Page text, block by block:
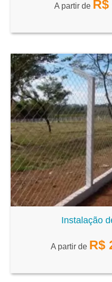
A partir de R$
Instalação
A partir de R$